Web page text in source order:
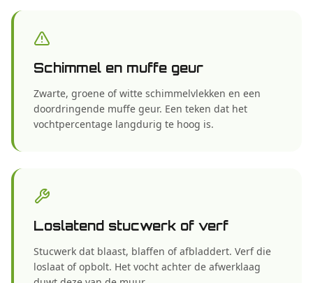
Schimmel en muffe geur
Zwarte, groene of witte schimmelvlekken en een
doordringende muffe geur. Een teken dat het
vochtpercentage langdurig te hoog is.
Loslatend stucwerk of verf
Stucwerk dat blaast, blaffen of afbladdert. Verf die
loslaat of opbolt. Het vocht achter de afwerklaag